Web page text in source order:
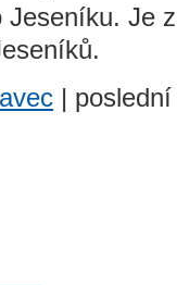
Jeseníku. Je
|